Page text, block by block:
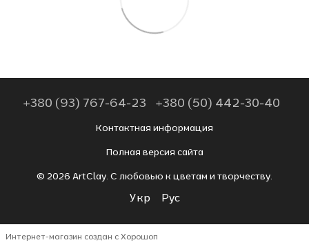
+380 (93) 767-64-23 +380 (50) 442-30-40
Контактная информация
Полная версия сайта
© 2026 ArtClay. С любовью к цветам и творчеству.
Укр Рус
Интернет-магазин создан с Хорошоп